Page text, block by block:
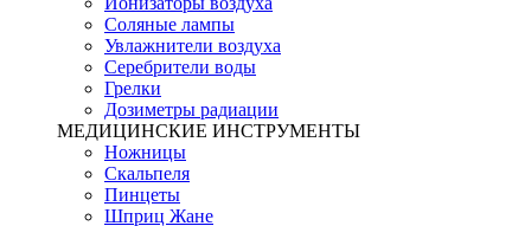
Соляные лампы
Увлажнители воздуха
Серебрители воды
Грелки
Дозиметры радиации
МЕДИЦИНСКИЕ ИНСТРУМЕНТЫ
Ножницы
Скальпеля
Пинцеты
Шприц Жане